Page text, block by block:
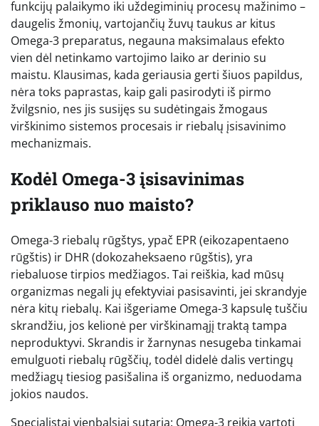
funkcijų palaikymo iki uždegiminių procesų mažinimo –
daugelis žmonių, vartojančių žuvų taukus ar kitus
Omega-3 preparatus, negauna maksimalaus efekto
vien dėl netinkamo vartojimo laiko ar derinio su
maistu. Klausimas, kada geriausia gerti šiuos papildus,
nėra toks paprastas, kaip gali pasirodyti iš pirmo
žvilgsnio, nes jis susijęs su sudėtingais žmogaus
virškinimo sistemos procesais ir riebalų įsisavinimo
mechanizmais.
Kodėl Omega-3 įsisavinimas
priklauso nuo maisto?
Omega-3 riebalų rūgštys, ypač EPR (eikozapentaeno
rūgštis) ir DHR (dokozaheksaeno rūgštis), yra
riebaluose tirpios medžiagos. Tai reiškia, kad mūsų
organizmas negali jų efektyviai pasisavinti, jei skrandyje
nėra kitų riebalų. Kai išgeriame Omega-3 kapsulę tuščiu
skrandžiu, jos kelionė per virškinamąjį traktą tampa
neproduktyvi. Skrandis ir žarnynas nesugeba tinkamai
emulguoti riebalų rūgščių, todėl didelė dalis vertingų
medžiagų tiesiog pasišalina iš organizmo, neduodama
jokios naudos.
Specialistai vienbalsiai sutaria: Omega-3 reikia vartoti